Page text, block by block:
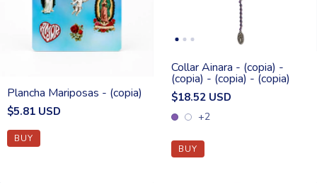
Plancha Mariposas - (copia)
$5.81 USD
Collar Ainara - (copia) -
(copia) - (copia) - (copia)
$18.52 USD
+2
BUY